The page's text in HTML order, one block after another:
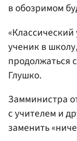
в обозримом
ученик в
продолжаться
Глушко.
Замминистра
с учителем и
заменить